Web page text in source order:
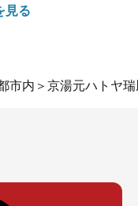
見る
市内 ＞ 京湯元ハトヤ